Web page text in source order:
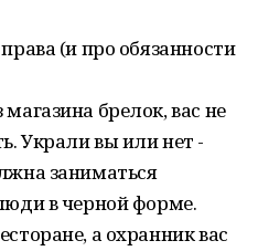
(и про обязанности
брелок, вас не
Украли вы или нет -
заниматься
в черной форме.
а охранник вас